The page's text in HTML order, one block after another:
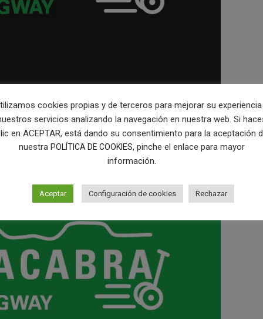
cookies propias y de terceros para mejorar su
servicios analizando la navegación en nuestra web. Si
en ACEPTAR, está dando su consentimiento para la aceptación
nuestra POLÍTICA DE COOKIES, pinche el enlace para mayor
información.
Aceptar Configuración de cookies Rechazar